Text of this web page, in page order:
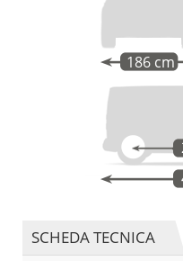
186 cm
SCHEDA TECNICA